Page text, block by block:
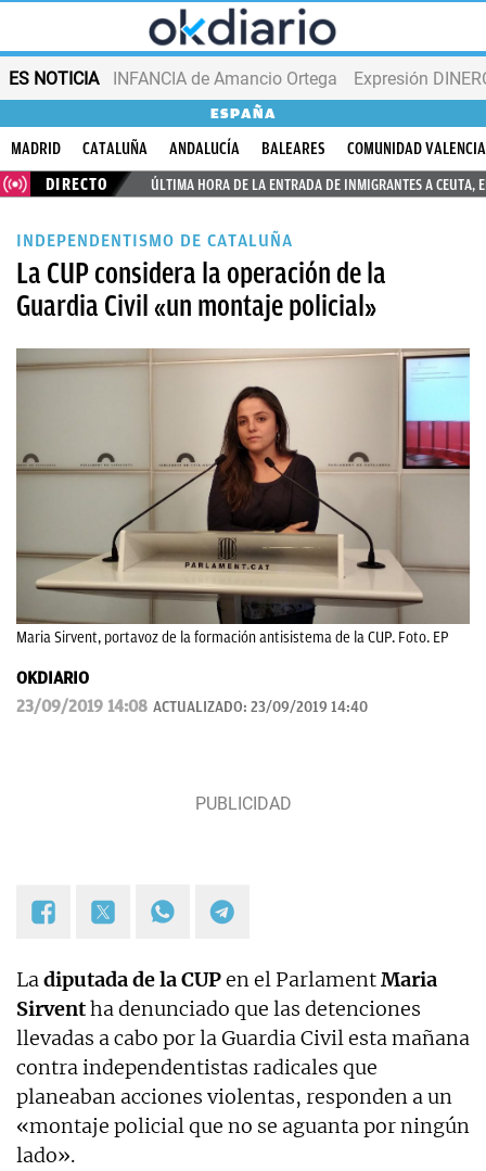
ES NOTICIA INFANCIA de Amancio Ortega Expresión
ESPAÑA
MADRID CATALUÑA ANDALUCÍA BALEARES
COMUNIDAD
DIRECTO
ÚLTIMA HORA DE LA ENTRADA DE INMIGRANTES A CEUTA,
INDEPENDENTISMO DE CATALUÑA
La CUP considera la operación de la
Guardia Civil «un montaje policial»
Maria Sirvent, portavoz de la formación antisistema de la CUP. Foto. EP
OKDIARIO
23/09/2019 14:08 ACTUALIZADO: 23/09/2019 14:40
La diputada de la CUPen el ParlamentMaria
Sirventha denunciado que las detenciones
llevadas a cabo por la Guardia Civil esta mañana
contra independentistas radicales que
planeaban acciones violentas, responden a un
«montaje policial que no se aguanta por ningún
lado».